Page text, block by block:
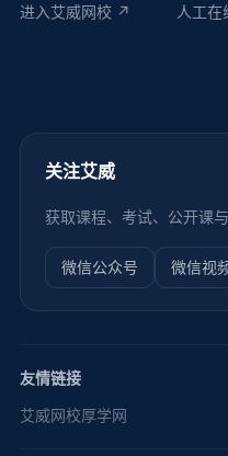
进入艾威网校 ↗
人工在
关注艾威
获取课程、考试、公开课
微信公众号 微信视
友情链接
艾威网校厚学网